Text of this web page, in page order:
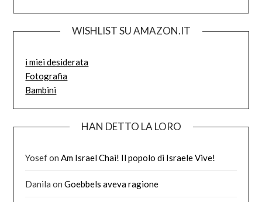
WISHLIST SU AMAZON.IT
i miei desiderata
Fotografia
Bambini
HAN DETTO LA LORO
Yosefon Am Israel Chai! Il popolo di Israele Vive!
Danila onGoebbels aveva ragione